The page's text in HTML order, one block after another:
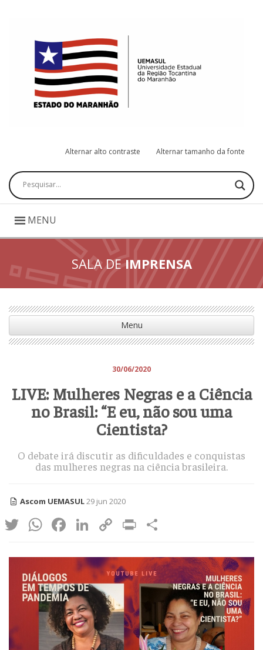
Alternar alto contraste Alternar tamanho da fonte
Pesquisar
MENU
SALA DEIMPRENSA
Menu
30/06/2020
LIVE: Mulheres Negras e a Ciência
no Brasil: “E eu, não sou uma
Cientista?
O debate irá discutir as dificuldades e conquistas
das mulheres negras na ciência brasileira.
Ascom UEMASUL 29 jun 2020
Twitter
WhatsApp
Facebook
LinkedIn
CopyPrint